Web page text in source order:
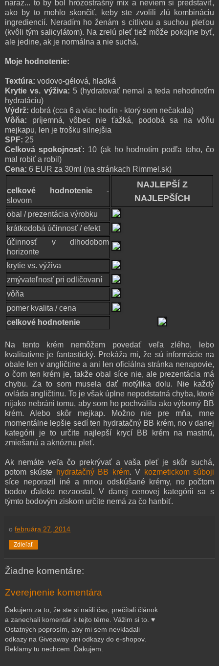
naraz... to by bol hrôzostrašný mix a neviem si predstaviť,
ako by to mohlo skončiť, keby ste zvolili zlú kombináciu
ingrediencií. Neradím ho ženám s citlivou a suchou pleťou
(kvôli tým salicylátom). Na zrelú pleť tiež môže pokojne byť,
ale jedine, ak je normálna a nie suchá.
Moje hodnotenie:
Textúra: vodovo-gélová, hladká
Krytie vs. výživa: 5 (hydratovať nemal a teda nehodnotím
hydratáciu)
Výdrž: dobrá (cca 6 a viac hodín - ktorý som nečakala)
Vôňa: príjemná, vôbec nie ťažká, podobá sa na vôňu
mejkapu, len je trošku silnejšia
SPF: 25
Celková spokojnosť: 10 (ak ho hodnotím podľa toho, čo
mal robiť a robil)
Cena: 6 EUR za 30ml (na stránkach Rimmel.sk)
celkové hodnotenie -
slovom
NAJLEPŠÍ Z
NAJLEPŠÍCH
obal / prezentácia výrobku
krátkodobá účinnosť / efekt
účinnosť v dlhodobom
horizonte
krytie vs. výživa
zmývateľnosť pri odličovaní
vôňa
pomer kvalita / cena
celkové hodnotenie
Na tento krém nemôžem povedať veľa zlého, lebo
kvalitatívne je fantastický. Prekáža mi, že sú informácie na
obale len v angličtine a ani len oficiálna stránka nenapovie,
o čom ten krém je, takže obal síce nie, ale prezentácia má
chybu. Za to som musela dať motýlika dolu. Nie každý
ovláda angličtinu. To je však úplne nepodstatná chyba, ktoré
nijako nebráni tomu, aby som ho pochválila ako výborný BB
krém. Alebo skôr mejkap. Možno nie pre mňa, mne
momentálne lepšie sedí ten hydratačný BB krém, no v danej
kategórii je to určite najlepší krycí BB krém na mastnú,
zmiešanú a aknóznu pleť.
Ak nemáte veľa čo prekrývať a vaša pleť je skôr suchá,
potom skúste hydratačný BB krém. V kozmetickom súboji
síce neporazil iné a mnou odskúšané krémy, no počtom
bodov ďaleko nezaostal. V danej cenovej kategórii sa s
týmto bodovým ziskom určite nemá za čo hanbiť.
o februára 27, 2014
Zdieľať
Žiadne komentáre:
Zverejnenie komentára
Ďakujem za to, že ste si našli čas, prečítali článok
a zanechali komentár k tejto téme. Vážim si to. ♥
Ostatných poprosím, aby mi sem nevkladali
odkazy na Giveaway ani odkazy do e-shopov.
Reklamy tu nechcem. Ďakujem.